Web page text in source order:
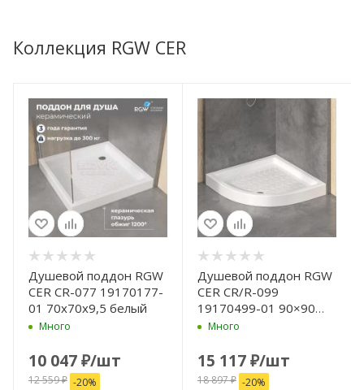
Коллекция RGW CER
Душевой поддон RGW
CER CR-077 19170177-
01 70x70x9,5 белый
Много
10 047₽/шт
12 559₽ -20%
Душевой поддон RGW
CER CR/R-099
19170499-01 90×90
19170499-01 белый
Много
15 117₽/шт
18 897₽ -20%